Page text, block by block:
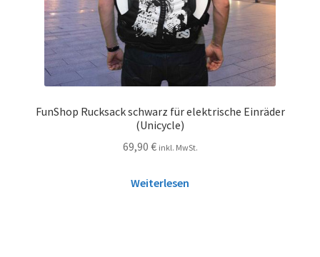
FunShop Rucksack schwarz für elektrische Einräder
(Unicycle)
69,90 € inkl. MwSt.
Weiterlesen